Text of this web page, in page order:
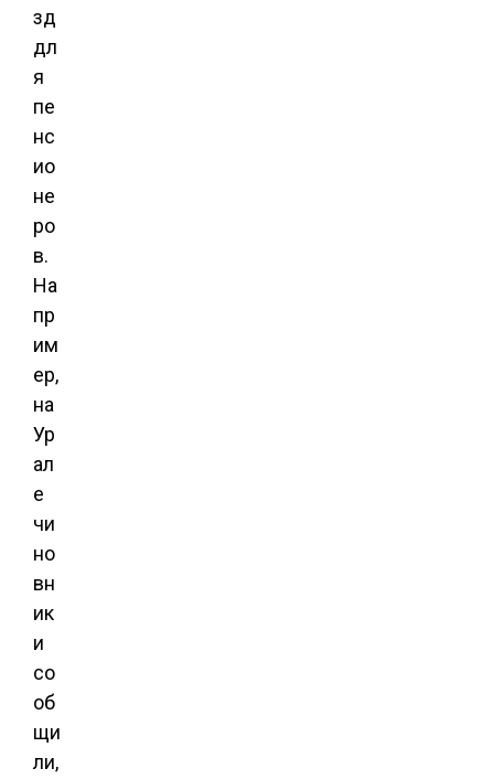
зд
дл
я
пе
нс
ио
не
ро
в.
На
пр
им
ер,
на
Ур
ал
е
чи
но
вн
ик
и
со
об
щи
ли,